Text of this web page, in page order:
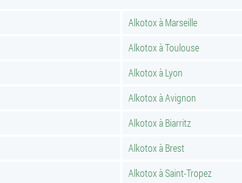
Alkotox à Marseille
Alkotox à Toulouse
Alkotox à Lyon
Alkotox à Avignon
Alkotox à Biarritz
Alkotox à Brest
Alkotox à Saint-Tropez